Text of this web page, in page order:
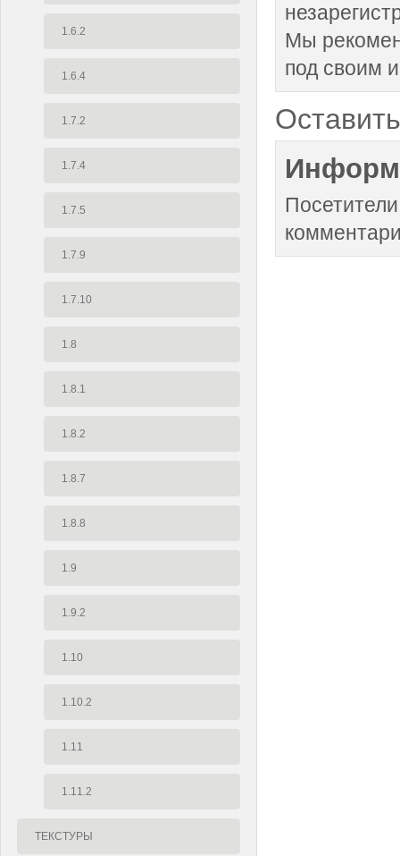
1.6.2
1.6.4
1.7.2
1.7.4
1.7.5
1.7.9
1.7.10
1.8
1.8.1
1.8.2
1.8.7
1.8.8
1.9
1.9.2
1.10
1.10.2
1.11
1.11.2
ТЕКСТУРЫ
Мы
под своим